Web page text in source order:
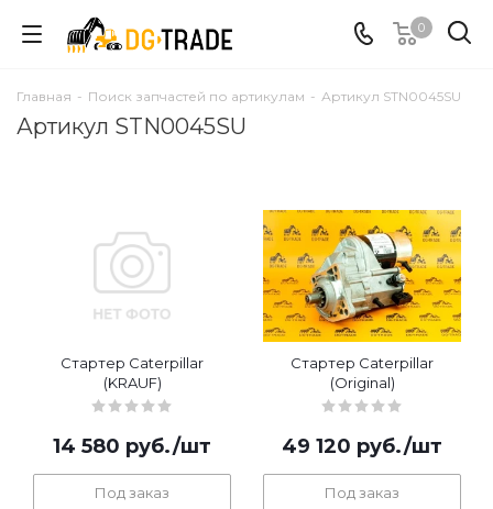
0
Главная - Поиск запчастей по артикулам - Артикул STN0045SU
Артикул STN0045SU
Стартер Caterpillar
(KRAUF)
14 580 руб./шт
Под заказ
Стартер Caterpillar
(Original)
49 120 руб./шт
Под заказ